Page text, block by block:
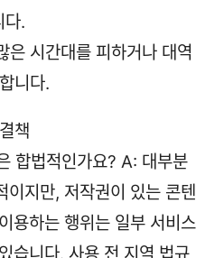
다.
은 시간대를 피하거나 대역
니다.
책
합법적인가요? A: 대부분
이지만, 저작권이 있는 콘텐
용하는 행위는 일부 서비스